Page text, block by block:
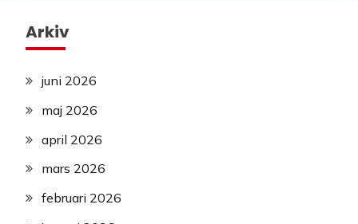
Arkiv
juni 2026
maj 2026
april 2026
mars 2026
februari 2026